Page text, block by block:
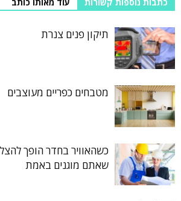
תיקון פנים צנרת
מטבחים כפריים מעוצבים
כשהאוויר בחדר הופך
שאתם מוגנים באמת